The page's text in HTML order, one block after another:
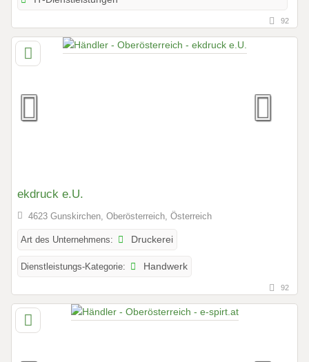
92
ekdruck e.U.
4623 Gunskirchen, Oberösterreich, Österreich
Art des Unternehmens: Druckerei
Dienstleistungs-Kategorie: Handwerk
92